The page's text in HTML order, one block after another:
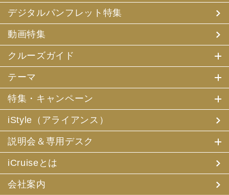
(2) 旅行参加後のご意見やご感想の提供のお願い
(3) アンケートのお願い
(4) 特典サービスの提供
(5) 統計資料の作成
にお客様の個人情報を利用させていただくことがありま
す。
個人情報について、本人確認、本人との連絡その他、採
す。
3. お客様個人情報の第三者への提供
(1) 当社は、お申込みいただいた旅行サービスの手配及び
それらのサービスの受領のための手続に必要な範囲内、ま
保険の手続き上必要な範囲内で、それら運送・宿泊機関、
保険会社等に対し、お客様の氏名、性別、年齢、住所、電
話番号またはメールアドレス、パスポート番号、クレジッ
トカード番号を電磁的方法等で送付することにより提供い
デジタルパンフレット特集
動画特集
クルーズガイド
テーマ
特集・キャンペーン
iStyle（アライアンス）
説明会＆専用デスク
iCruiseとは
会社案内